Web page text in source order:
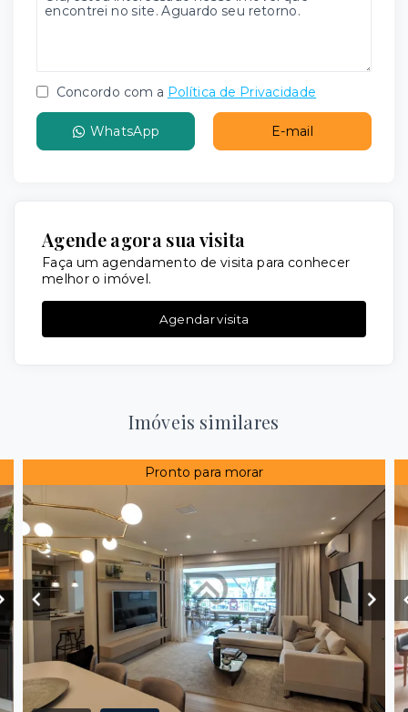
Concordo com a Política de Privacidade
WhatsApp E-mail
Agende agora sua visita
Faça um agendamento de visita para conhecer
melhor o imóvel.
Agendar visita
Imóveis similares
Pronto para morar